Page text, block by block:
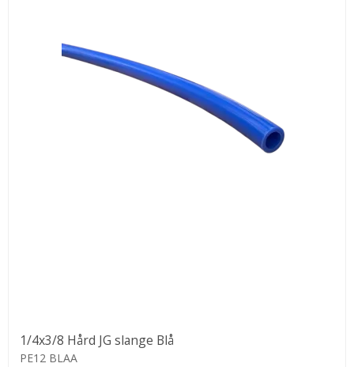
1/4x3/8 Hård JG slange Blå
PE12 BLAA